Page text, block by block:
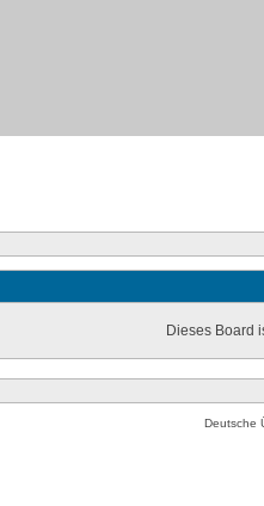
Dieses Board
Deutsche